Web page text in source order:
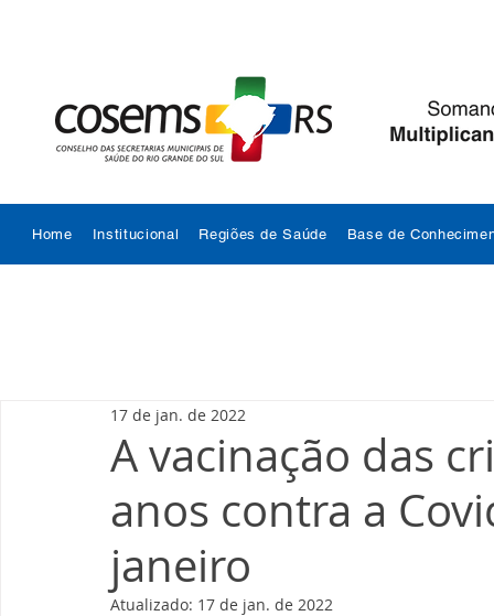
Home Institucional Regiões de Saúde Base de
A vacinação das
anos contra a
janeiro
17 de jan. de 2022
Atualizado: 17 de jan. de 2022